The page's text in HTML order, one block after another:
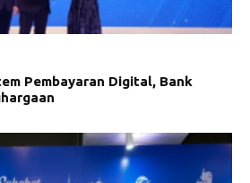
Pembayaran Digital, Bank